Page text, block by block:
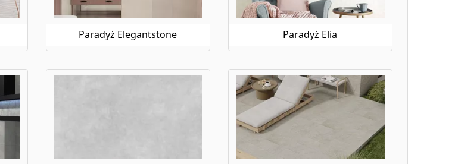
Paradyż Elegantstone Paradyż Elia